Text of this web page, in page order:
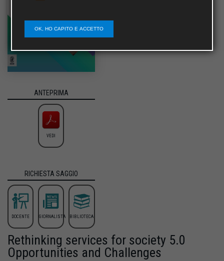
ANTEPRIMA
VEDI
RICHIESTA SAGGIO
DOCENTE GIORNALISTA BIBLIOTECA
Rethinking services for society 5.0
Opportunities and Challenges
OK, HO CAPITO E ACCETTO